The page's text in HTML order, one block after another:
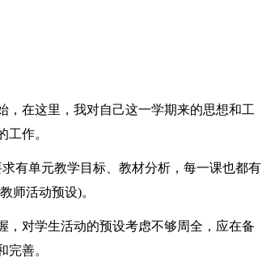
在这里，我对自己这一学期来的思想和工
作。
单元教学目标、教材分析，每一课也都有
师活动预设)。
对学生活动的预设考虑不够周全，应在备
善。